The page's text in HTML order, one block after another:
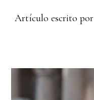
Artículo escrito por